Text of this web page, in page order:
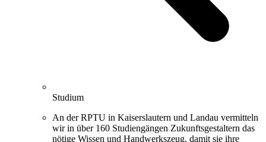
Studium
An der RPTU in Kaiserslautern und Landau vermitteln
wir in über 160 Studiengängen Zukunftsgestaltern das
nötige Wissen und Handwerkszeug, damit sie ihre